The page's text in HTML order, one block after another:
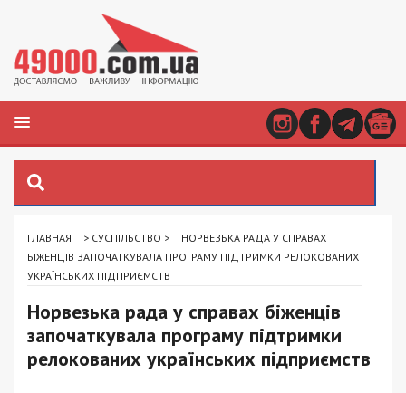
ГЛАВНАЯ > СУСПІЛЬСТВО >
НОРВЕЗЬКА РАДА У СПРАВАХ
БІЖЕНЦІВ ЗАПОЧАТКУВАЛА ПРОГРАМУ ПІДТРИМКИ РЕЛОКОВАНИХ
УКРАЇНСЬКИХ ПІДПРИЄМСТВ
Норвезька рада у справах біженців
започаткувала програму підтримки
релокованих українських підприємств